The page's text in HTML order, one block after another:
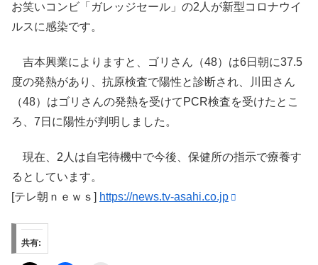
お笑いコンビ「ガレッジセール」の2人が新型コロナウイ
ルスに感染です。
吉本興業によりますと、ゴリさん（48）は6日朝に37.5
度の発熱があり、抗原検査で陽性と診断され、川田さん
（48）はゴリさんの発熱を受けてPCR検査を受けたとこ
ろ、7日に陽性が判明しました。
現在、2人は自宅待機中で今後、保健所の指示で療養す
るとしています。
[テレ朝ｎｅｗｓ] https://news.tv-asahi.co.jp
共有: